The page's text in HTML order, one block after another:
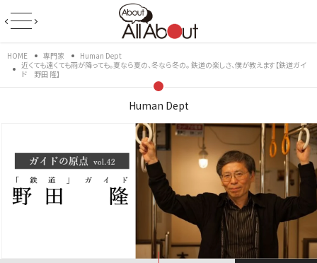
HOME 専門家
Human Dept
近くても遠くても雨が降っても。夏なら夏の、冬なら冬の。 鉄道の楽しさ、僕が教えます【鉄道ガイ
ド 野田 隆】
Human Dept